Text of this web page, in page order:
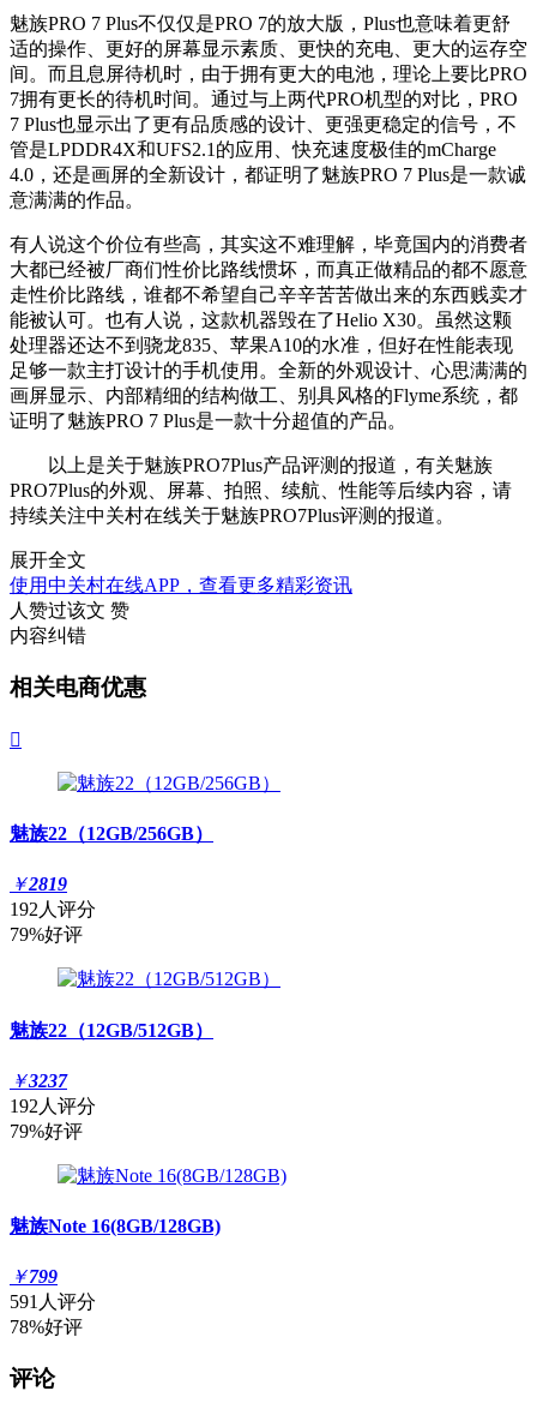
魅族PRO 7 Plus不仅仅是PRO 7的放大版，Plus也意味着更舒
适的操作、更好的屏幕显示素质、更快的充电、更大的运存空
间。而且息屏待机时，由于拥有更大的电池，理论上要比PRO
7拥有更长的待机时间。通过与上两代PRO机型的对比，PRO
7 Plus也显示出了更有品质感的设计、更强更稳定的信号，不
管是LPDDR4X和UFS2.1的应用、快充速度极佳的mCharge
4.0，还是画屏的全新设计，都证明了魅族PRO 7 Plus是一款诚
意满满的作品。
有人说这个价位有些高，其实这不难理解，毕竟国内的消费者
大都已经被厂商们性价比路线惯坏，而真正做精品的都不愿意
走性价比路线，谁都不希望自己辛辛苦苦做出来的东西贱卖才
能被认可。也有人说，这款机器毁在了Helio X30。虽然这颗
处理器还达不到骁龙835、苹果A10的水准，但好在性能表现
足够一款主打设计的手机使用。全新的外观设计、心思满满的
画屏显示、内部精细的结构做工、别具风格的Flyme系统，都
证明了魅族PRO 7 Plus是一款十分超值的产品。
以上是关于魅族PRO7Plus产品评测的报道，有关魅族
PRO7Plus的外观、屏幕、拍照、续航、性能等后续内容，请
持续关注中关村在线关于魅族PRO7Plus评测的报道。
展开全文
使用中关村在线APP，查看更多精彩资讯
人赞过该文 赞
内容纠错
相关电商优惠

魅族22（12GB/256GB）
￥2819
192人评分
79%好评
魅族22（12GB/512GB）
￥3237
192人评分
79%好评
魅族Note 16(8GB/128GB)
￥799
591人评分
78%好评
评论